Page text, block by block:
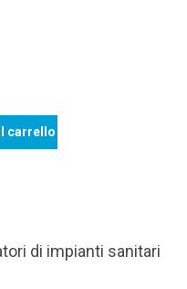
carrello
di impianti sanitari